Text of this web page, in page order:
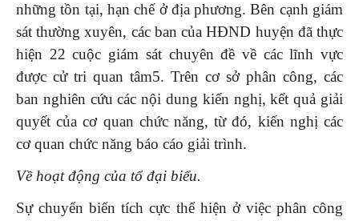
những tồn tại, hạn chế ở địa phương. Bên cạnh giám
sát thường xuyên, các ban của HĐND huyện đã thực
hiện 22 cuộc giám sát chuyên đề về các lĩnh vực
được cử tri quan tâm5. Trên cơ sở phân công, các
ban nghiên cứu các nội dung kiến nghị, kết quả giải
quyết của cơ quan chức năng, từ đó, kiến nghị các
cơ quan chức năng báo cáo giải trình.
Về hoạt động của tổ đại biểu.
Sự chuyển biến tích cực thể hiện ở việc phân công